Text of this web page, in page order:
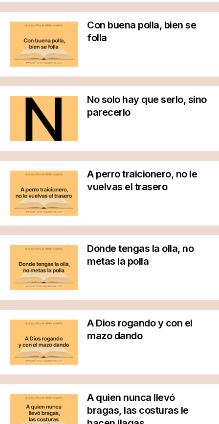
Con buena polla, bien se
folla
No solo hay que serlo, sino
parecerlo
A perro traicionero, no le
vuelvas el trasero
Donde tengas la olla, no
metas la polla
A Dios rogando y con el
mazo dando
A quien nunca llevó
bragas, las costuras le